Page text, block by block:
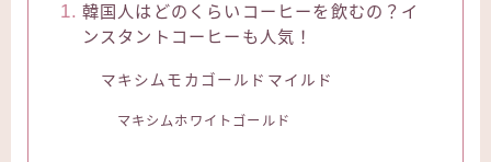
韓国人はどのくらいコーヒーを飲むの？イ
ンスタントコーヒーも人気！
マキシムモカゴールドマイルド
マキシムホワイトゴールド